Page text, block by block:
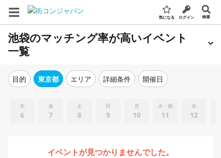
気になる ログイン 検索
池袋のマッチング率が高いイベント
一覧
目的 東京都 エリア 詳細条件 開催日
木
6
金
7
土
8
日
9
月
10
火・祝
11
水
12
イベントが見つかりませんでした。